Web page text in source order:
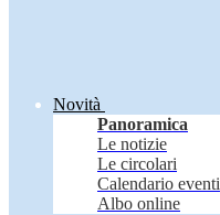
Novità
Panoramica
Le notizie
Le circolari
Calendario eventi
Albo online